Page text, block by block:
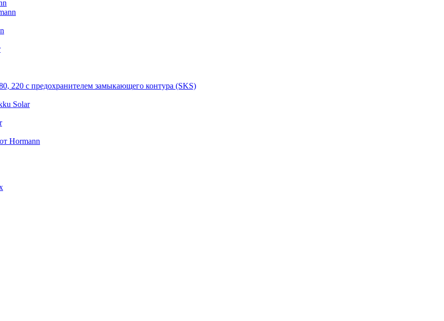
220 с предохранителем замыкающего контура (SKS)
Solar
Hormann